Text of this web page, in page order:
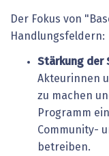
Der Fokus von
Handlungsfeldern:
Stärkung der
Akteurinnen
zu machen
Programm
Community-
betreiben.